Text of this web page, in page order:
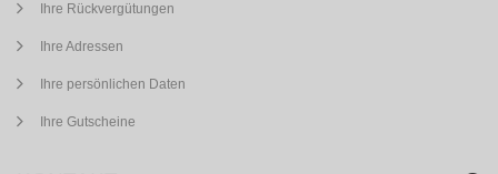
Ihre Rückvergütungen
Ihre Adressen
Ihre persönlichen Daten
Ihre Gutscheine